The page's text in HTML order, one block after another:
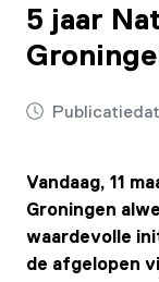
5 jaar
Vandaag, 11
Groningen
waardevolle
de afgelopen